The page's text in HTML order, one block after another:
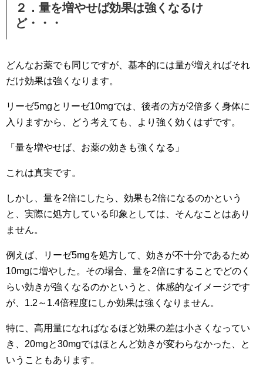
２．量を増やせば効果は強くなるけ
ど・・・
どんなお薬でも同じですが、基本的には量が増えればそれ
だけ効果は強くなります。
リーゼ5mgとリーゼ10mgでは、後者の方が2倍多く身体に
入りますから、どう考えても、より強く効くはずです。
「量を増やせば、お薬の効きも強くなる」
これは真実です。
しかし、量を2倍にしたら、効果も2倍になるのかという
と、実際に処方している印象としては、そんなことはあり
ません。
例えば、リーゼ5mgを処方して、効きが不十分であるため
10mgに増やした。その場合、量を2倍にすることでどのく
らい効きが強くなるのかというと、体感的なイメージです
が、1.2～1.4倍程度にしか効果は強くなりません。
特に、高用量になればなるほど効果の差は小さくなってい
き、20mgと30mgではほとんど効きが変わらなかった、と
いうこともあります。